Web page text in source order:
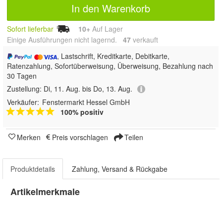
In den Warenkorb
Sofort lieferbar 10+ Auf Lager
Einige Ausführungen nicht lagernd. 47 verkauft
, Lastschrift, Kreditkarte, Debitkarte,
Ratenzahlung, Sofortüberweisung, Überweisung, Bezahlung nach
30 Tagen
Zustellung: Di, 11. Aug. bis Do, 13. Aug.
Verkäufer: Fenstermarkt Hessel GmbH
100% positiv
Merken Preis vorschlagen Teilen
Produktdetails Zahlung, Versand & Rückgabe
Artikelmerkmale